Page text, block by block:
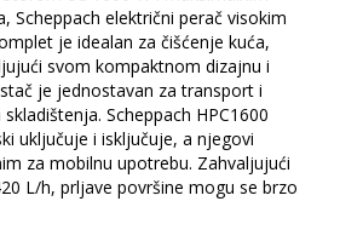
Scheppach električni perač visokim
je idealan za čišćenje kuća,
svom kompaktnom dizajnu i
je jednostavan za transport i
Scheppach HPC1600
uključuje i isključuje, a njegovi
za mobilnu upotrebu. Zahvaljujući
L/h, prljave površine mogu se brzo